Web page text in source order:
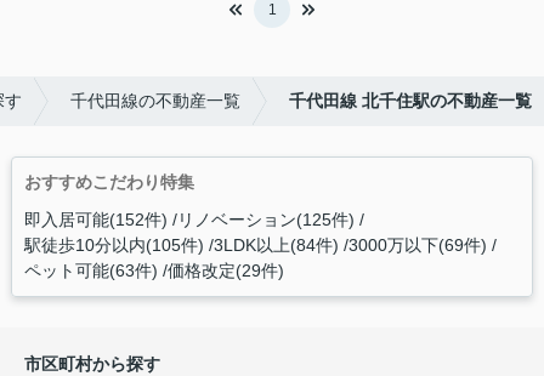
1
す 千代田線の不動産一覧 千代田線 北千住駅の不動産一覧
おすすめこだわり特集
即入居可能(152件) リノベーション(125件)
駅徒歩10分以内(105件) 3LDK以上(84件) 3000万以下(69件)
ペット可能(63件) 価格改定(29件)
市区町村から探す